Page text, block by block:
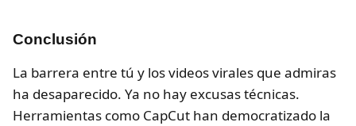
Conclusión
La barrera entre tú y los videos virales que admiras
ha desaparecido. Ya no hay excusas técnicas.
Herramientas como CapCut han democratizado la